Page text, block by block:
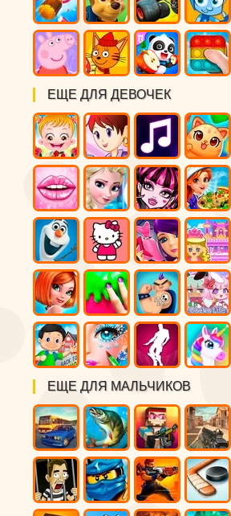
ЕЩЕ ДЛЯ ДЕВОЧЕК
ЕЩЕ ДЛЯ МАЛЬЧИКОВ